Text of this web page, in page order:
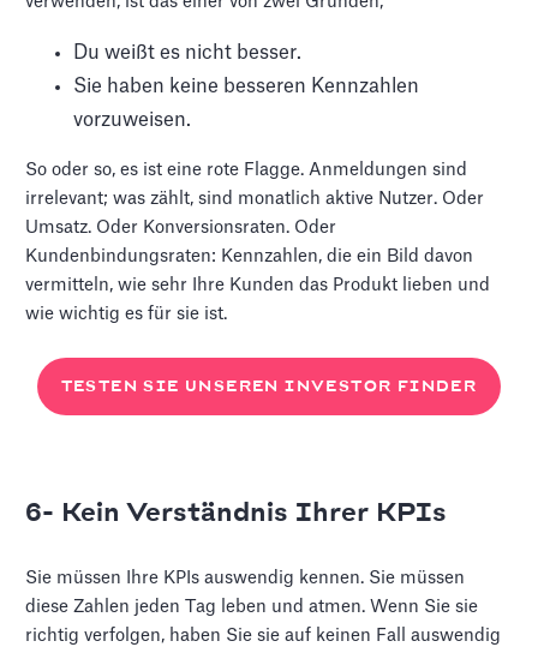
Du weißt es nicht besser.
Sie haben keine besseren Kennzahlen
vorzuweisen.
So oder so, es ist eine rote Flagge. Anmeldungen sind
irrelevant; was zählt, sind monatlich aktive Nutzer. Oder
Umsatz. Oder Konversionsraten. Oder
Kundenbindungsraten: Kennzahlen, die ein Bild davon
vermitteln, wie sehr Ihre Kunden das Produkt lieben und
wie wichtig es für sie ist.
TESTEN SIE UNSEREN INVESTOR FINDER
6- Kein Verständnis Ihrer KPIs
Sie müssen Ihre KPIs auswendig kennen. Sie müssen
diese Zahlen jeden Tag leben und atmen. Wenn Sie sie
richtig verfolgen, haben Sie sie auf keinen Fall auswendig